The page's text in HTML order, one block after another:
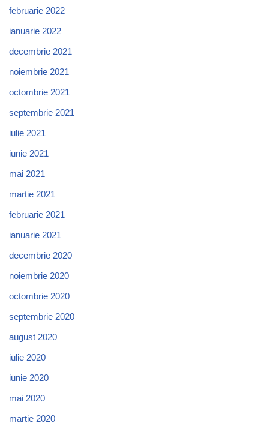
februarie 2022
ianuarie 2022
decembrie 2021
noiembrie 2021
octombrie 2021
septembrie 2021
iulie 2021
iunie 2021
mai 2021
martie 2021
februarie 2021
ianuarie 2021
decembrie 2020
noiembrie 2020
octombrie 2020
septembrie 2020
august 2020
iulie 2020
iunie 2020
mai 2020
martie 2020